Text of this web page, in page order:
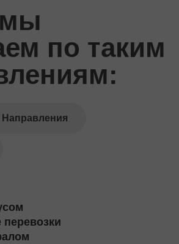
по таким
Направления